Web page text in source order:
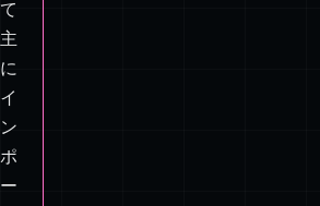
ス
チ
ャ、
そ
し
て
主